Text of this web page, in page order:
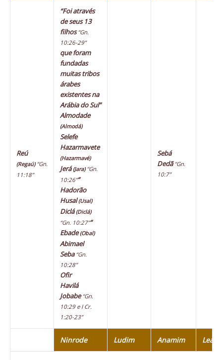
Reú
(Regaú) “Gn.
11:18”
“Foi através
de seus 13
filhos“Gn.
10:26-29”
que foram
fundadas
muitas tribos
árabes
existentes na
Arábia do Sul”
Almodade
(Almodá)
Selefe
Hazarmavete
(Hazarmavé)
Jerá(Jara) “Gn.
10:26”“
Hadorão
Husal(Usal)
Diclá(Diclá)
“Gn. 10:27”“
Ebade(Obal)
Abimael
Seba “Gn.
10:28”
Ofir
Havilá
Jobabe“Gn.
10:29 e I Cr.
1:20-23”
Sebá
Dedã“Gn.
10:7”
Ninrode Ludim Anamim